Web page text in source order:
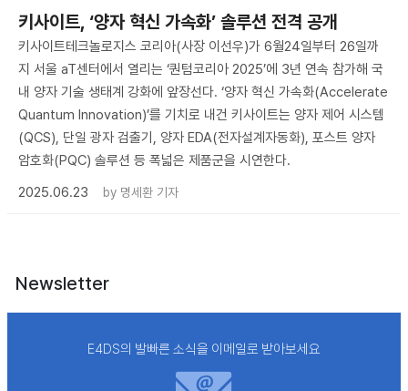
키사이트, ‘양자 혁신 가속화’ 솔루션 전격 공개
키사이트테크놀로지스 코리아(사장 이선우)가 6월24일부터 26일까
지 서울 aT센터에서 열리는 ‘퀀텀코리아 2025’에 3년 연속 참가해 국
내 양자 기술 생태계 강화에 앞장선다. ‘양자 혁신 가속화(Accelerate
Quantum Innovation)’를 기치로 내건 키사이트는 양자 제어 시스템
(QCS), 단일 광자 검출기, 양자 EDA(전자설계자동화), 포스트 양자
암호화(PQC) 솔루션 등 폭넓은 제품군을 시연한다.
2025.06.23
by 명세환 기자
Newsletter
E4DS의 발빠른 소식을 이메일로 받아보세요